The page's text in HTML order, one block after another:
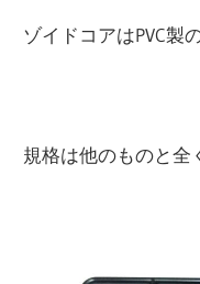
ゾイドコアはPVC製
規格は他のものと全